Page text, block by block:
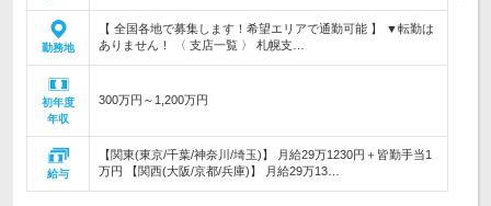
勤務地
【 全国各地で募集します！希望エリアで通勤可能 】 ▼転勤は
ありません！ 〈 支店一覧 〉 札幌支…
初年度
年収
300万円～1,200万円
給与
【関東(東京/千葉/神奈川/埼玉)】 月給29万1230円＋皆勤手当1
万円 【関西(大阪/京都/兵庫)】 月給29万13…